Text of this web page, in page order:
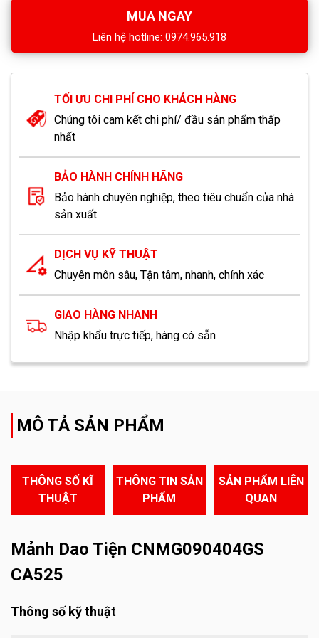
MUA NGAY
Liên hệ hotline: 0974.965.918
TỐI ƯU CHI PHÍ CHO KHÁCH HÀNG
Chúng tôi cam kết chi phí/ đầu sản phẩm thấp
nhất
BẢO HÀNH CHÍNH HÃNG
Bảo hành chuyên nghiệp, theo tiêu chuẩn của nhà
sản xuất
DỊCH VỤ KỸ THUẬT
Chuyên môn sâu, Tận tâm, nhanh, chính xác
GIAO HÀNG NHANH
Nhập khẩu trực tiếp, hàng có sẵn
MÔ TẢ SẢN PHẨM
THÔNG SỐ KĨ
THUẬT
THÔNG TIN SẢN
PHẨM
SẢN PHẨM LIÊN
QUAN
Mảnh Dao Tiện CNMG090404GS
CA525
Thông số kỹ thuật